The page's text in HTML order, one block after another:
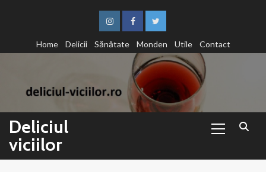
InstagramFacebookTwitter
Home
Delicii Sănătate Monden Utile Contact
Deliciul
viciilor
Menu